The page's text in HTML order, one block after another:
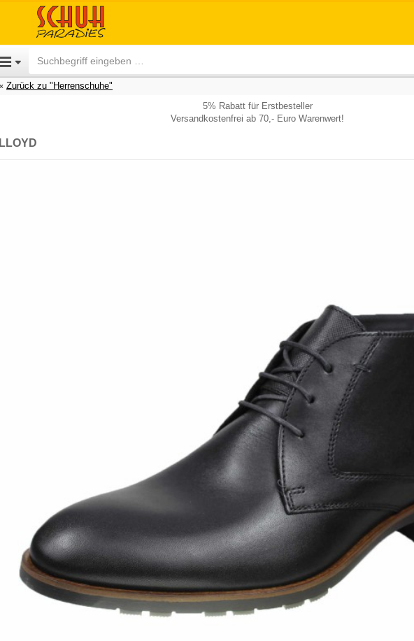
Zurück zu "Herrenschuhe"
5% Rabatt für Erstbesteller
Versandkostenfrei ab 70,- Euro Warenwert!
LLOYD